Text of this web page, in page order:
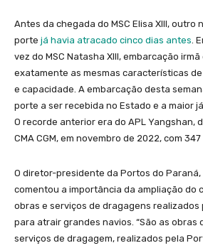
Antes da chegada do MSC Elisa XlIl, outro
porte já havia atracado cinco dias antes .
vez do MSC Natasha XIII, embarcação
exatamente as mesmas características
e capacidade. A embarcação desta
porte a ser recebida no Estado e a maior
O recorde anterior era do APL Yangshan,
CMA CGM, em novembro de 2022, com 347
O diretor-presidente da Portos do Paraná,
comentou a importância da ampliação do
obras e serviços de dragagens realizados
para atrair grandes navios. “São as obras
serviços de dragagem, realizados pela